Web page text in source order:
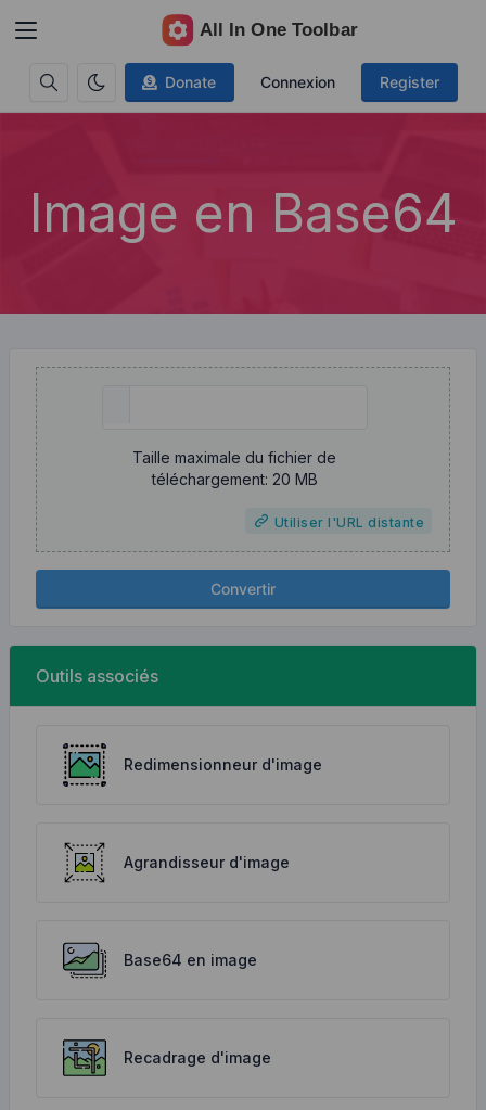
Donate Connexion Register
Image en Base64
Taille maximale du fichier de
téléchargement: 20 MB
Utiliser l'URL distante
Convertir
Outils associés
Redimensionneur d'image
Agrandisseur d'image
Base64 en image
Recadrage d'image